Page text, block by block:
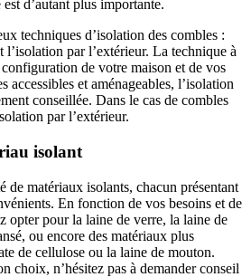
d’autant plus importante.
techniques d’isolation des combles :
l’isolation par l’extérieur. La technique à
de votre maison et de vos
accessibles et aménageables, l’isolation
conseillée. Dans le cas de combles
par l’extérieur.
isolant
de matériaux isolants, chacun présentant
En fonction de vos besoins et de
opter pour la laine de verre, la laine de
ou encore des matériaux plus
de cellulose ou la laine de mouton.
choix, n’hésitez pas à demander conseil